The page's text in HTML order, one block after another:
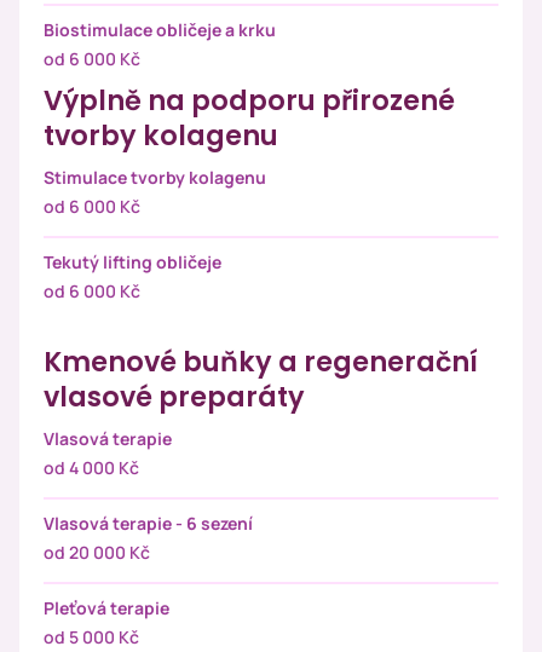
Biostimulace obličeje a krku
od 6 000 Kč
Výplně na podporu přirozené
tvorby kolagenu
Stimulace tvorby kolagenu
od 6 000 Kč
Tekutý lifting obličeje
od 6 000 Kč
Kmenové buňky a regenerační
vlasové preparáty
Vlasová terapie
od 4 000 Kč
Vlasová terapie - 6 sezení
od 20 000 Kč
Pleťová terapie
od 5 000 Kč